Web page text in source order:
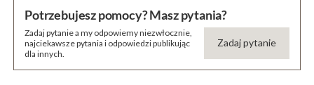
Potrzebujesz pomocy? Masz pytania?
Zadaj pytanie a my odpowiemy niezwłocznie,
najciekawsze pytania i odpowiedzi publikując
dla innych.
Zadaj pytanie